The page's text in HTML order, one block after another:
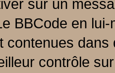
sur un
BBCode en
contenues
contrôle